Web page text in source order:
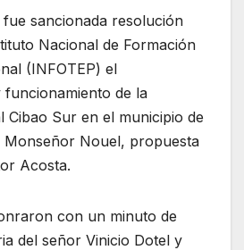
sancionada resolución
Nacional de Formación
(INFOTEP) el
funcionamiento de la
Cibao Sur en el municipio de
Monseñor Nouel, propuesta
Acosta.
con un minuto de
del señor Vinicio Dotel y